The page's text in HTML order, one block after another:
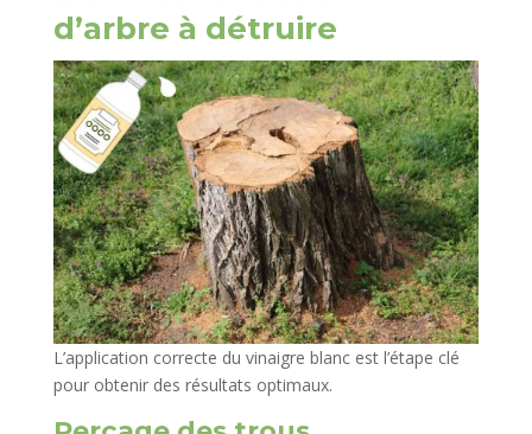
d’arbre à détruire
L’application correcte du vinaigre blanc est l’étape clé
pour obtenir des résultats optimaux.